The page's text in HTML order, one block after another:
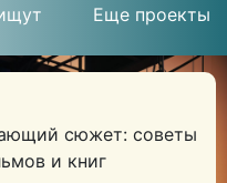
Еще проекты